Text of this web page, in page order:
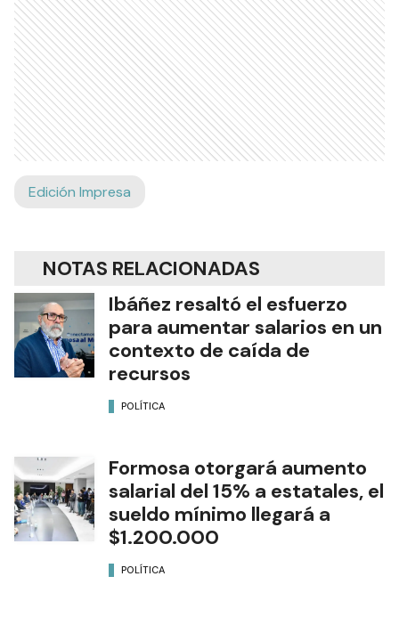
Edición Impresa
NOTAS RELACIONADAS
Ibáñez resaltó el esfuerzo
para aumentar salarios en un
contexto de caída de
recursos
POLÍTICA
Formosa otorgará aumento
salarial del 15% a estatales, el
sueldo mínimo llegará a
$1.200.000
POLÍTICA